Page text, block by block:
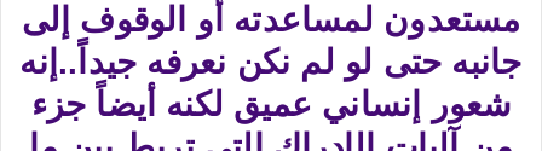
مستعدون لمساعدته أو الوقوف إلى
جانبه حتى لو لم نكن نعرفه جيداً..إنه
شعور إنساني عميق لكنه أيضاً جزء